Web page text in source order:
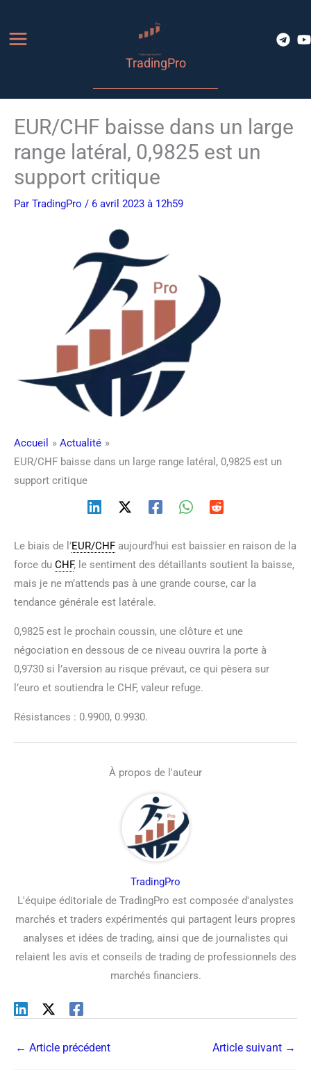
contenu
TradingPro
EUR/CHF baisse dans un large
range latéral, 0,9825 est un
support critique
Par TradingPro / 6 avril 2023 à 12h59
Accueil
Actualité
EUR/CHF baisse dans un large range latéral, 0,9825 est un
support critique
Le biais de l’EUR/CHF aujourd’hui est baissier en raison de la
force du CHF, le sentiment des détaillants soutient la baisse,
mais je ne m’attends pas à une grande course, car la
tendance générale est latérale.
0,9825 est le prochain coussin, une clôture et une
négociation en dessous de ce niveau ouvrira la porte à
0,9730 si l’aversion au risque prévaut, ce qui pèsera sur
l’euro et soutiendra le CHF, valeur refuge.
Résistances : 0.9900, 0.9930.
À propos de l'auteur
TradingPro
L'équipe éditoriale de TradingPro est composée d'analystes
marchés et traders expérimentés qui partagent leurs propres
analyses et idées de trading, ainsi que de journalistes qui
relaient les avis et conseils de trading de professionnels des
marchés financiers.
← Article précédent Article suivant →